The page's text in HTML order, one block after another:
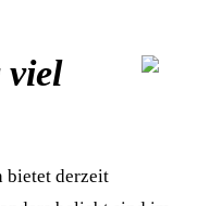
viel
bietet derzeit